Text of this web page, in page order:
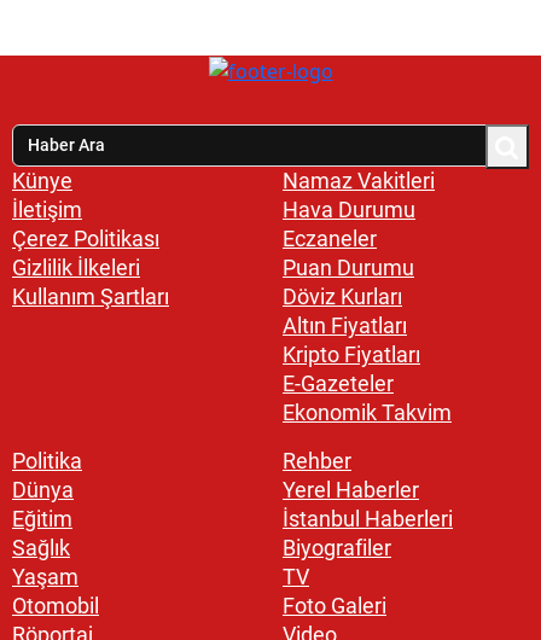
Künye
İletişim
Çerez Politikası
Gizlilik İlkeleri
Kullanım Şartları
Namaz Vakitleri
Hava Durumu
Eczaneler
Puan Durumu
Döviz Kurları
Altın Fiyatları
Kripto Fiyatları
E-Gazeteler
Ekonomik Takvim
Politika
Dünya
Eğitim
Sağlık
Yaşam
Otomobil
Rehber
Yerel Haberler
İstanbul Haberleri
Biyografiler
TV
Foto Galeri